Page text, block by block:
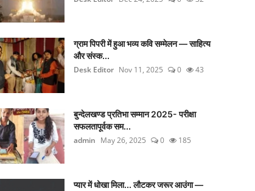
ग्राम पिपरी में हुआ भव्य कवि सम्मेलन — साहित्य
और संस्क...
Desk Editor Nov 11, 2025 0 43
बुन्देलखण्ड प्रतिभा सम्मान 2025- परीक्षा
सफलतापूर्वक सम...
admin May 26, 2025 0 185
प्यार में धोखा मिला... लौटकर जरूर आउंगा —